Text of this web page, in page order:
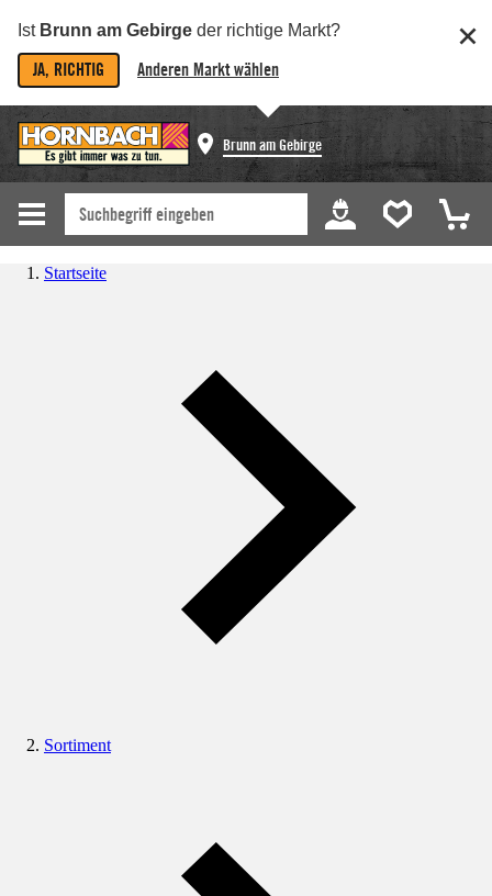
Ist Brunn am Gebirge der richtige Markt?
JA, RICHTIG Anderen Markt wählen
Brunn am Gebirge
Startseite
Sortiment